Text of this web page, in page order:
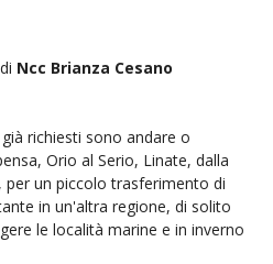
Ncc Brianza Cesano
richiesti sono andare o
Orio al Serio, Linate, dalla
un piccolo trasferimento di
in un'altra regione, di solito
le località marine e in inverno